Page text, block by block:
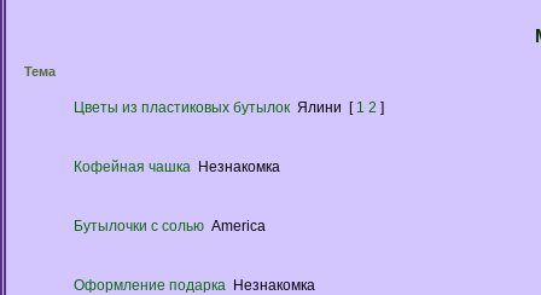
Тема
Цветы из пластиковых бутылок Ялини [ 1 2 ]
Кофейная чашка Незнакомка
Бутылочки с солью America
Оформление подарка Незнакомка